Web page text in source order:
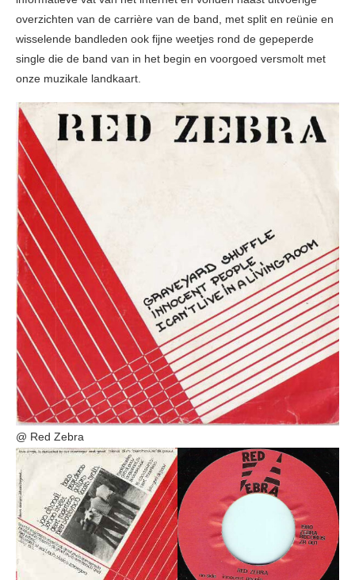
overzichten van de carrière van de band, met split en reünie en
wisselende bandleden ook fijne weetjes rond de gepeperde
single die de band van in het begin en voorgoed versmolt met
onze muzikale landkaart.
@ Red Zebra